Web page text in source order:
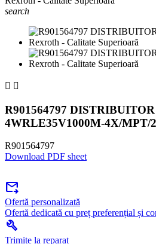
search
 
R901564797
4WRLE35V1000M-4X/MPT/
R901564797
Download PDF sheet
forward_to_inbox
Ofertă personalizată
Ofertă dedicată cu preț preferențial și
build
Trimite la reparat